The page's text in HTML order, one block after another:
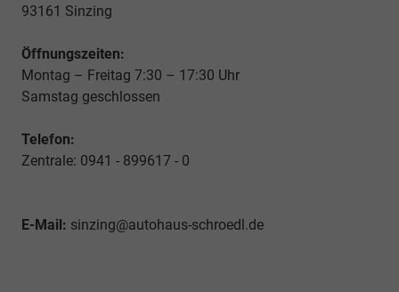
93161 Sinzing
Öffnungszeiten:
Montag – Freitag 7:30 – 17:30 Uhr
Samstag geschlossen
Telefon:
Zentrale: 0941 - 899617 - 0
E-Mail: sinzing@autohaus-schroedl.de